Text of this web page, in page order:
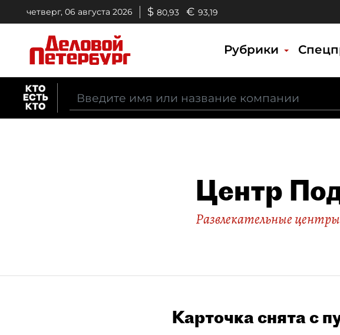
четверг, 06 августа 2026 $ 80,93 € 93,19
Рубрики
Центр
Развлекательные центры
Карточка снята с